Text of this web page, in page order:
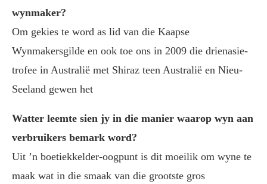
wynmaker?
Om gekies te word as lid van die Kaapse
Wynmakersgilde en ook toe ons in 2009 die drienasie-
trofee in Australië met Shiraz teen Australië en Nieu-
Seeland gewen het
Watter leemte sien jy in die manier waarop wyn aan
verbruikers bemark word?
Uit ’n boetiekkelder-oogpunt is dit moeilik om wyne te
maak wat in die smaak van die grootste gros